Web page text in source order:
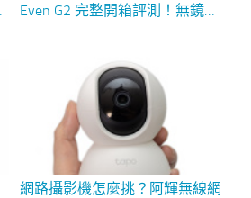
Even G2 完整開箱評測！無鏡
網路攝影機怎麼挑？阿輝無線網